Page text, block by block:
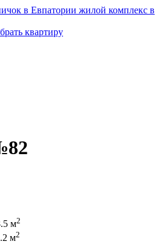
жилой комплекс в
квартиру
м2
м2